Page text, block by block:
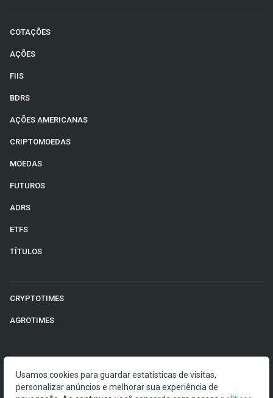
COTAÇÕES
AÇÕES
FIIS
BDRS
AÇÕES AMERICANAS
CRIPTOMOEDAS
MOEDAS
FUTUROS
ADRS
ETFS
TÍTULOS
CRYPTOTIMES
AGROTIMES
O Money Times publica matérias de cunho jornalístico, que
Usamos cookies para guardar estatísticas de visitas,
personalizar anúncios e melhorar sua experiência de